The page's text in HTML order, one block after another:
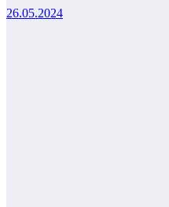
26.05.2024